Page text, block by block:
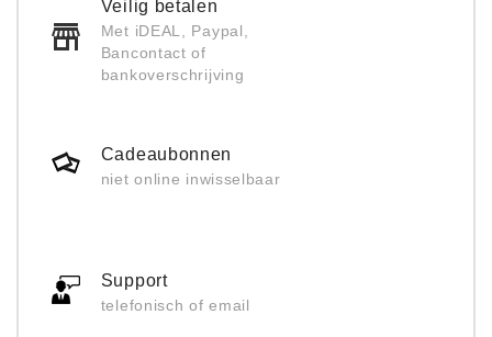
Veilig betalen
Met iDEAL, Paypal,
Bancontact of
bankoverschrijving
Cadeaubonnen
niet online inwisselbaar
Support
telefonisch of email